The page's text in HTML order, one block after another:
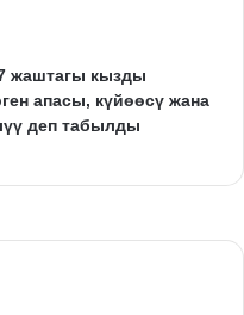
жаштагы кызды
апасы, күйөөсү жана
деп табылды